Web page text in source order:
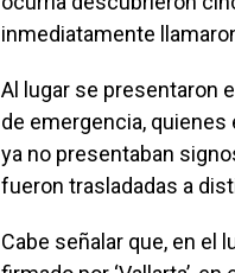
inmediatamente
Al lugar se presentaron
de emergencia,
ya no presentaban
fueron trasladadas a
Cabe señalar que, en el